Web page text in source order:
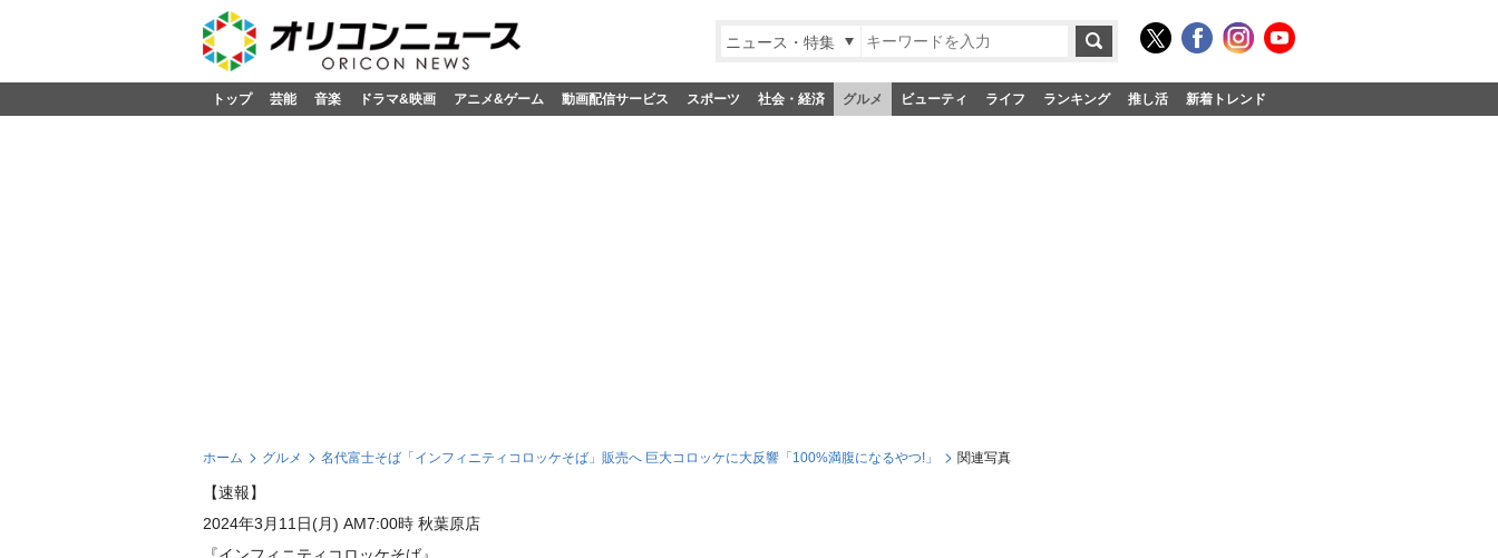
ニュース・特集
トップ 芸能 音楽 ドラマ&映画 アニメ&ゲーム 動画配信サービス スポーツ 社会・経済 グルメ ビューティ ライフ ランキング 推し活 新着トレンド
ホーム グルメ 名代富士そば「インフィニティコロッケそば」販売へ 巨大コロッケに大反響「100%満腹になるやつ!」 関連写真
【速報】
2024年3月11日(月) AM7:00時 秋葉原店